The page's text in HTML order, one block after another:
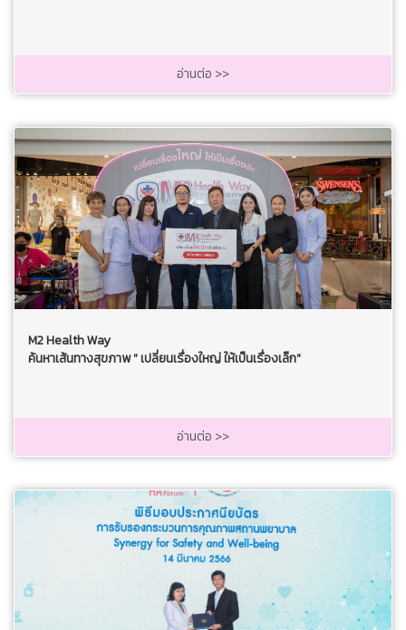
อ่านต่อ >>
M2 Health Way
ค้นหาเส้นทางสุขภาพ " เปลี่ยนเรื่องใหญ่ ให้เป็นเรื่องเล็ก"
อ่านต่อ >>